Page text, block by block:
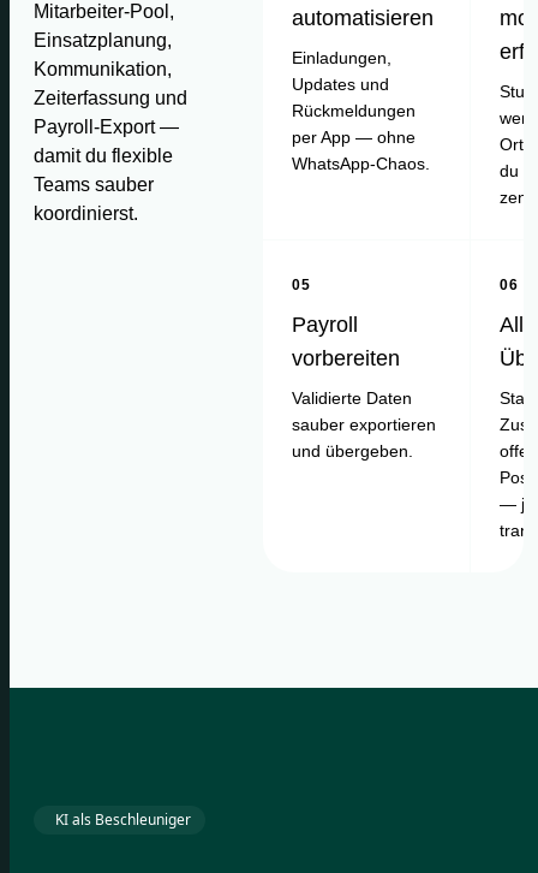
Mitarbeiter-Pool,
Einsatzplanung,
Kommunikation,
Zeiterfassung und
Payroll-Export —
damit du flexible
Teams sauber
koordinierst.
automatisieren
Einladungen,
Updates und
Rückmeldungen
per App — ohne
WhatsApp-Chaos.
Ort
du
05
Payroll
vorbereiten
Validierte Daten
sauber exportieren
und übergeben.
06
—
KI als Beschleuniger